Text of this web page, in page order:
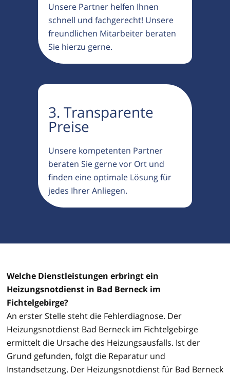
Unsere Partner helfen Ihnen
schnell und fachgerecht! Unsere
freundlichen Mitarbeiter beraten
Sie hierzu gerne.
3. Transparente
Preise
Unsere kompetenten Partner
beraten Sie gerne vor Ort und
finden eine optimale Lösung für
jedes Ihrer Anliegen.
Welche Dienstleistungen erbringt ein
Heizungsnotdienst in Bad Berneck im
Fichtelgebirge?
An erster Stelle steht die Fehlerdiagnose. Der
Heizungsnotdienst Bad Berneck im Fichtelgebirge
ermittelt die Ursache des Heizungsausfalls. Ist der
Grund gefunden, folgt die Reparatur und
Instandsetzung. Der Heizungsnotdienst für Bad Berneck